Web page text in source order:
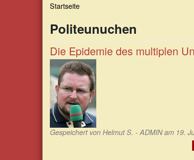
Startseite
Politeunuchen
Die Epidemie des multiplen
Gespeichert von Helmut S. - ADMINam 19.